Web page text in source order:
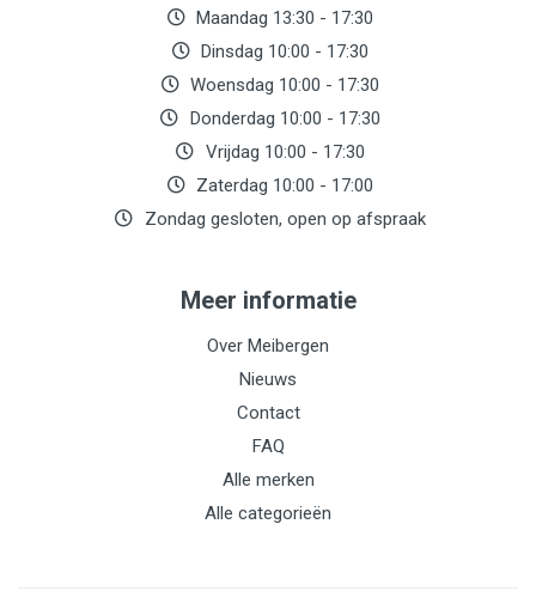
Maandag 13:30 - 17:30
Dinsdag 10:00 - 17:30
Woensdag 10:00 - 17:30
Donderdag 10:00 - 17:30
Vrijdag 10:00 - 17:30
Zaterdag 10:00 - 17:00
Zondag gesloten, open op afspraak
Meer informatie
Over Meibergen
Nieuws
Contact
FAQ
Alle merken
Alle categorieën